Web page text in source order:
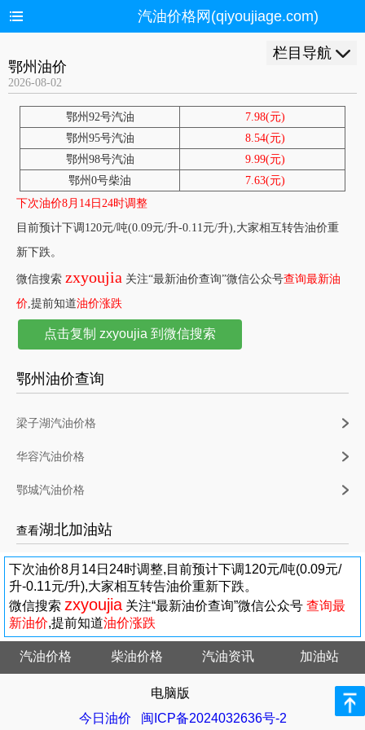
汽油价格网(qiyoujiage.com)
栏目导航
鄂州油价
2026-08-02
鄂州92号汽油
7.98(元)
鄂州95号汽油
8.54(元)
鄂州98号汽油
9.99(元)
鄂州0号柴油
7.63(元)
下次油价8月14日24时调整
目前预计下调120元/吨(0.09元/升-0.11元/升),大家相互转告油价重
新下跌。
微信搜索 zxyoujia 关注“最新油价查询”微信公众号查询最新油
价,提前知道油价涨跌
点击复制 zxyoujia 到微信搜索
鄂州油价查询
梁子湖汽油价格
华容汽油价格
鄂城汽油价格
查看湖北加油站
下次油价8月14日24时调整,目前预计下调120元/吨(0.09元/
升-0.11元/升),大家相互转告油价重新下跌。
微信搜索 zxyoujia 关注“最新油价查询”微信公众号 查询最
新油价,提前知道油价涨跌
汽油价格 柴油价格 汽油资讯 加油站
电脑版
今日油价
闽ICP备2024032636号-2